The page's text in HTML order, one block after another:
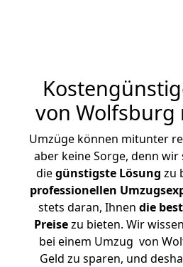
von Wolfsburg
Umzüge können mitunter
aber keine Sorge, denn wir
diegünstigste Lösung zu
professionellen
stets daran, Ihnen die
Preisezu bieten. Wir
bei einem Umzug von
Geld zu sparen, und